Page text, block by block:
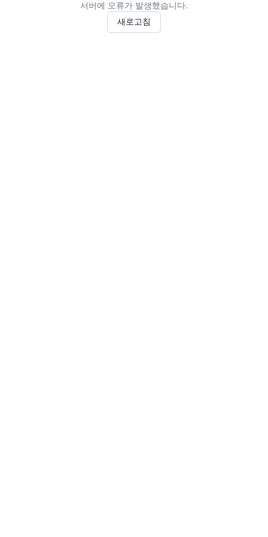
서버에 오류가 발생했습니다.
새로고침